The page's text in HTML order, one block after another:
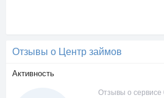
Отзывы о Центр займов
Активность
Отзывы о сервисе